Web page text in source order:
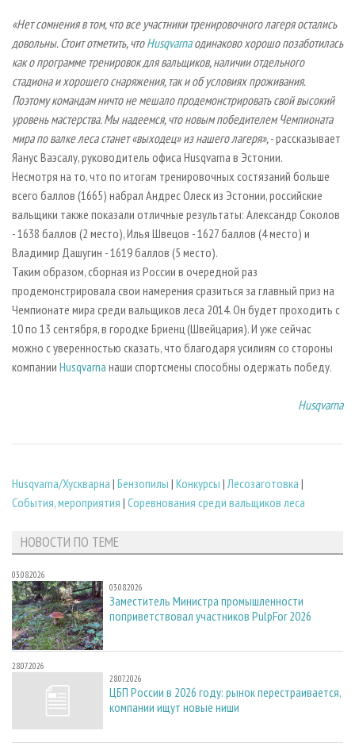
«Нет сомнения в том, что все участники тренировочного лагеря остались
довольны. Стоит отметить, чтоHusqvarna одинаково хорошо позаботилась
как о программе тренировок для вальщиков, наличии отдельного
стадиона и хорошего снаряжения, так и об условиях проживания.
Поэтому командам ничто не мешало продемонстрировать свой высокий
уровень мастерства. Мы надеемся, что новым победителем Чемпионата
мира по валке леса станет «выходец» из нашего лагеря»,- рассказывает
Яанус Ваэсалу, руководитель офиса Husqvarna в Эстонии.
Несмотря на то, что по итогам тренировочных состязаний больше
всего баллов (1665) набрал Андрес Олеск из Эстонии, российские
вальщики также показали отличные результаты: Александр Соколов
- 1638 баллов (2 место), Илья Швецов - 1627 баллов (4 место) и
Владимир Дашугин - 1619 баллов (5 место).
Таким образом, сборная из России в очередной раз
продемонстрировала свои намерения сразиться за главный приз на
Чемпионате мира среди вальщиков леса 2014. Он будет проходить с
10 по 13 сентября, в городке Бриенц (Швейцария). И уже сейчас
можно с уверенностью сказать, что благодаря усилиям со стороны
компании Husqvarna наши спортсмены способны одержать победу.
Husqvarna
Husqvarna/Хускварна | Бензопилы | Конкурсы | Лесозаготовка |
События, мероприятия | Соревнования среди вальщиков леса
НОВОСТИ ПО ТЕМЕ
03.08.2026
03.08.2026
Заместитель Министра промышленности
поприветствовал участников PulpFor 2026
28.07.2026
28.07.2026
ЦБП России в 2026 году: рынок перестраивается,
компании ищут новые ниши